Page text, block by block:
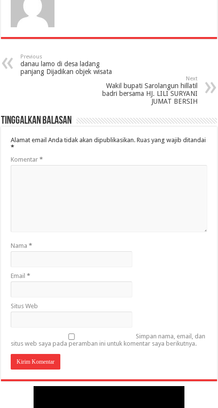
Previous
danau lamo di desa ladang
panjang Dijadikan objek wisata
Next
Wakil bupati Sarolangun hillatil
badri bersama HJ. LILI SURYANI
JUMAT BERSIH
Tinggalkan Balasan
Alamat email Anda tidak akan dipublikasikan. Ruas yang wajib ditandai
*
Komentar*
Nama*
Email*
Situs Web
Simpan nama, email, dan
situs web saya pada peramban ini untuk komentar saya berikutnya.